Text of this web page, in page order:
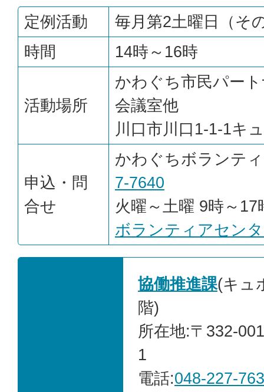
定例活動
毎月第2土曜日（そ
時間
14時～16時
活動場所
かわぐち市民パー
会議室他
川口市川口1-1-1キ
申込・問
合せ
かわぐちボランテ
7-7640
火曜～土曜 9時～17
ボランティアセン
協働推進課(キュ
階)
所在地:〒332-
1
電話:048-227-